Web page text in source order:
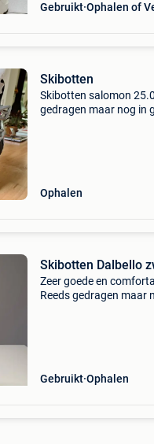
Gebruikt Ophalen of
Skibotten
Skibotten salomon
gedragen maar nog in
Ophalen
Skibotten Dalbello
Zeer goede en
Reeds gedragen maar
Gebruikt Ophalen